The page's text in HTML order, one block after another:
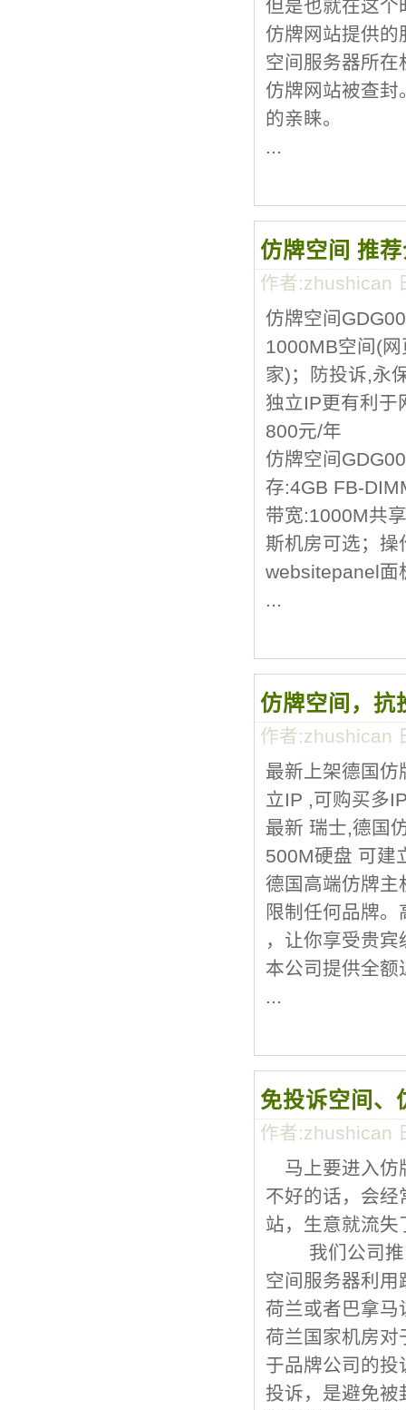
但是也就在这个
仿牌网站提供的
空间服务器所
仿牌网站被查封
的亲睐。
...
仿牌空间 推
作者:zhushican
仿牌空间
1000MB空间(
家)；防投诉,永
独立IP更有利于
800元/年
仿牌空间
存:4GB FB-
带宽:1000M共
斯机房可选；
websitepanel面
...
仿牌空间，抗
作者:zhushican
最新上架德国
立IP ,可购买多
最新 瑞士,德国
500M硬盘 可建
德国高端仿牌
限制任何品牌
，让你享受贵
本公司提供全
...
免投诉空间、
作者:zhushican
马上要进入仿
不好的话，会
站，生意就流
我们公司推出
空间服务器利
荷兰或者巴拿马
荷兰国家机房对
于品牌公司的
投诉，是避免被